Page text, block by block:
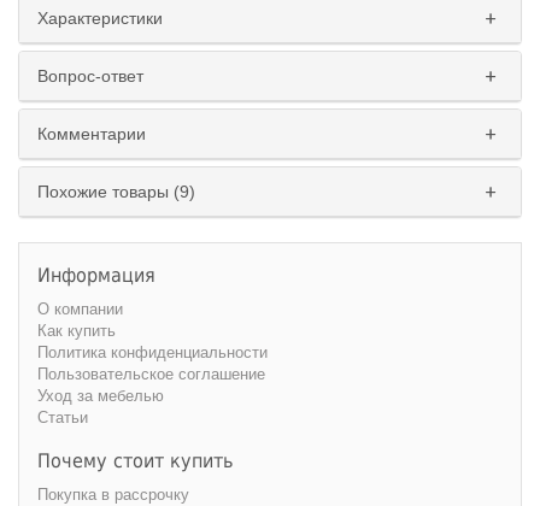
Характеристики
Вопрос-ответ
Комментарии
Похожие товары (9)
Информация
О компании
Как купить
Политика конфиденциальности
Пользовательское соглашение
Уход за мебелью
Статьи
Почему стоит купить
Покупка в рассрочку